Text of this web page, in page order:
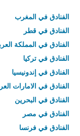
الفنادق في المغرب
الفنادق في قطر
الفنادق في المملكة
الفنادق في تركيا
الفنادق في إندونيسيا
الفنادق في الامارات
الفنادق في البحرين
الفنادق في مصر
الفنادق في فرنسا